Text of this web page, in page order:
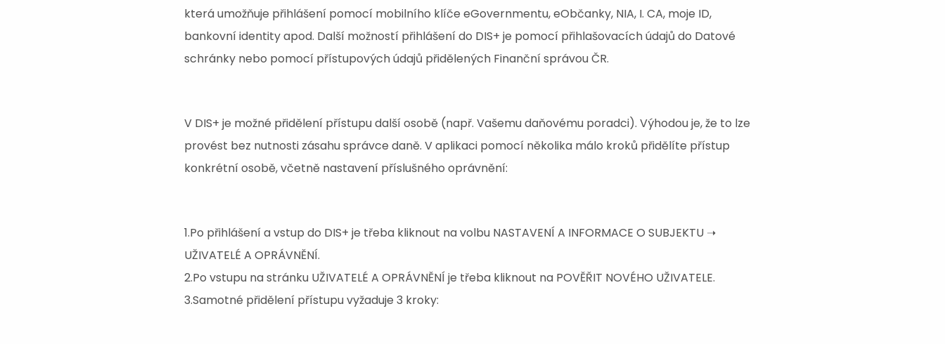
která umožňuje přihlášení pomocí mobilního klíče eGovernmentu, eObčanky, NIA, I. CA, moje ID,
bankovní identity apod. Další možností přihlášení do DIS+ je pomocí přihlašovacích údajů do Datové
schránky nebo pomocí přístupových údajů přidělených Finanční správou ČR.
V DIS+ je možné přidělení přístupu další osobě (např. Vašemu daňovému poradci). Výhodou je, že to lze
provést bez nutnosti zásahu správce daně. V aplikaci pomocí několika málo kroků přidělíte přístup
konkrétní osobě, včetně nastavení příslušného oprávnění:
1.Po přihlášení a vstup do DIS+ je třeba kliknout na volbu NASTAVENÍ A INFORMACE O SUBJEKTU ➝
UŽIVATELÉ A OPRÁVNĚNÍ.
2.Po vstupu na stránku UŽIVATELÉ A OPRÁVNĚNÍ je třeba kliknout na POVĚŘIT NOVÉHO UŽIVATELE.
3.Samotné přidělení přístupu vyžaduje 3 kroky: